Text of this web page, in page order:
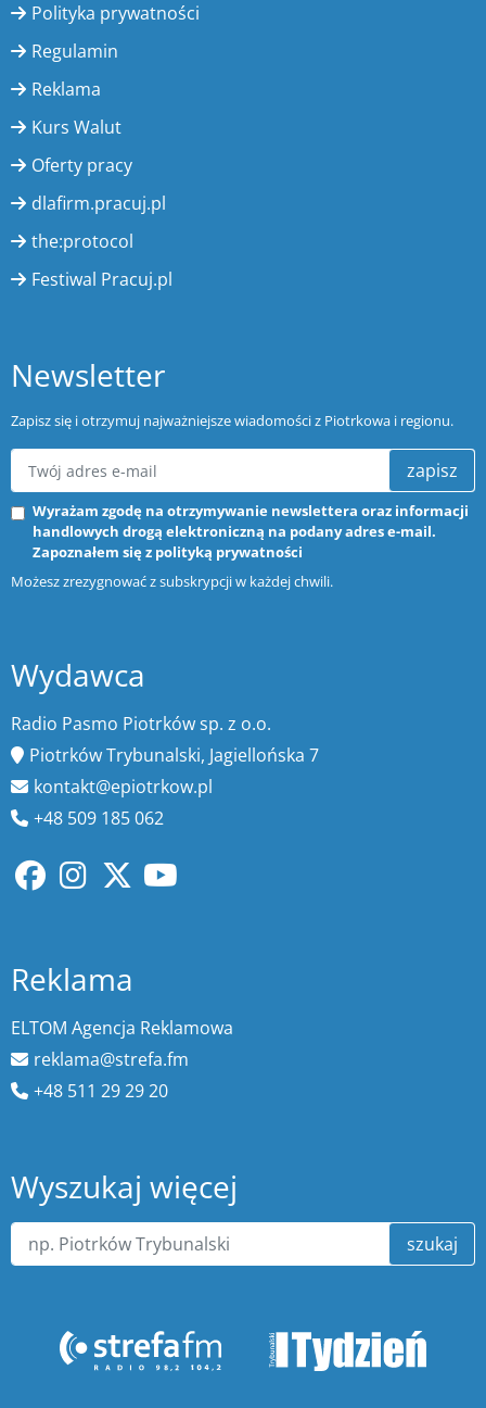
Polityka prywatności
Regulamin
Reklama
Kurs Walut
Oferty pracy
dlafirm.pracuj.pl
the:protocol
Festiwal Pracuj.pl
Newsletter
Zapisz się i otrzymuj najważniejsze wiadomości z Piotrkowa i regionu.
zapisz
Wyrażam zgodę na otrzymywanie newslettera oraz informacji
handlowych drogą elektroniczną na podany adres e-mail.
Zapoznałem się z polityką prywatności
Możesz zrezygnować z subskrypcji w każdej chwili.
Wydawca
Radio Pasmo Piotrków sp. z o.o.
Piotrków Trybunalski, Jagiellońska 7
kontakt@epiotrkow.pl
+48 509 185 062
Reklama
ELTOM Agencja Reklamowa
reklama@strefa.fm
+48 511 29 29 20
Wyszukaj więcej
szukaj